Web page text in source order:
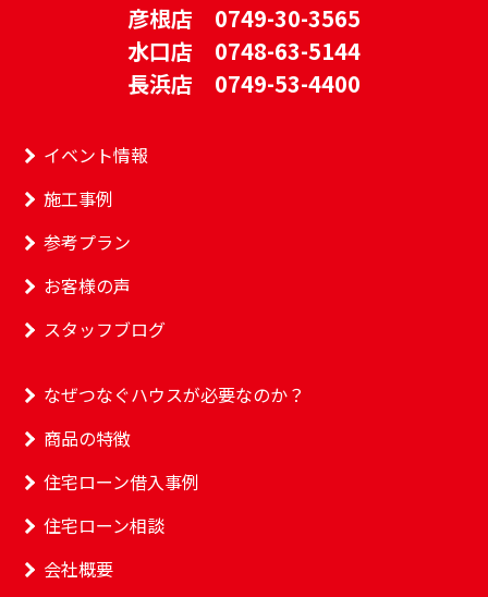
彦根店 0749-30-3565
水口店 0748-63-5144
長浜店 0749-53-4400
イベント情報
施工事例
参考プラン
お客様の声
スタッフブログ
なぜつなぐハウスが必要なのか？
商品の特徴
住宅ローン借入事例
住宅ローン相談
会社概要